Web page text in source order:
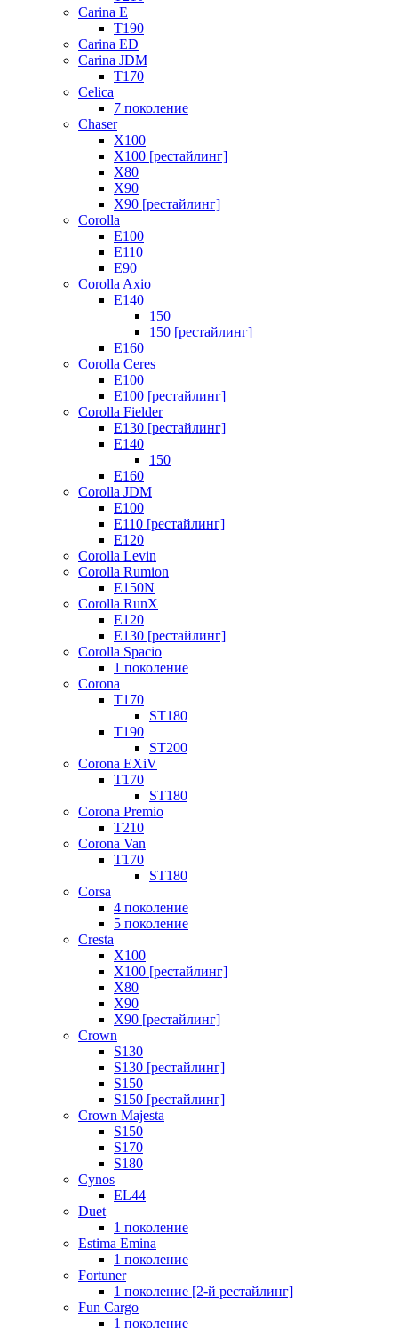
Carina E
T190
Carina ED
Carina JDM
T170
Celica
7 поколение
Chaser
X100
X100 [рестайлинг]
X80
X90
X90 [рестайлинг]
Corolla
E100
E110
E90
Corolla Axio
E140
150
150 [рестайлинг]
E160
Corolla Ceres
E100
E100 [рестайлинг]
Corolla Fielder
E130 [рестайлинг]
E140
150
E160
Corolla JDM
E100
E110 [рестайлинг]
E120
Corolla Levin
Corolla Rumion
E150N
Corolla RunX
E120
E130 [рестайлинг]
Corolla Spacio
1 поколение
Corona
T170
ST180
T190
ST200
Corona EXiV
T170
ST180
Corona Premio
T210
Corona Van
T170
ST180
Corsa
4 поколение
5 поколение
Cresta
X100
X100 [рестайлинг]
X80
X90
X90 [рестайлинг]
Crown
S130
S130 [рестайлинг]
S150
S150 [рестайлинг]
Crown Majesta
S150
S170
S180
Cynos
EL44
Duet
1 поколение
Estima Emina
1 поколение
Fortuner
1 поколение [2-й рестайлинг]
Fun Cargo
1 поколение